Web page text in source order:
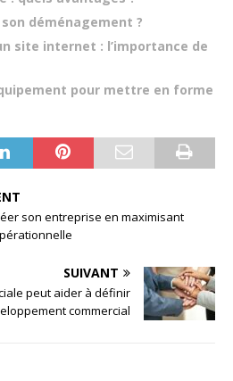
déménagement ?
site internet : l’importance de
pour mettre en forme
son entreprise en maximisant
SUIVANT
peut aider à définir
commercial